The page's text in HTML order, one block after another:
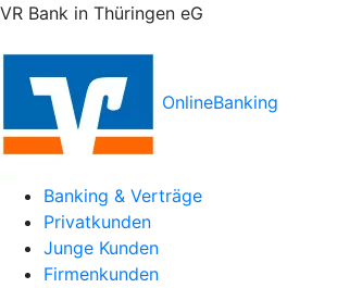
VR Bank in Thüringen eG
OnlineBanking
Banking & Verträge
Privatkunden
Junge Kunden
Firmenkunden